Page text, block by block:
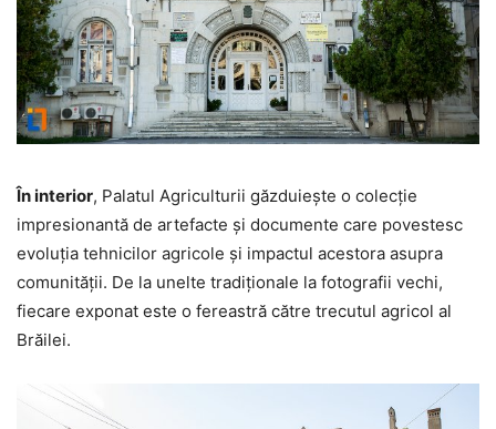
În interior, Palatul Agriculturii găzduiește o colecție
impresionantă de artefacte și documente care povestesc
evoluția tehnicilor agricole și impactul acestora asupra
comunității. De la unelte tradiționale la fotografii vechi,
fiecare exponat este o fereastră către trecutul agricol al
Brăilei.